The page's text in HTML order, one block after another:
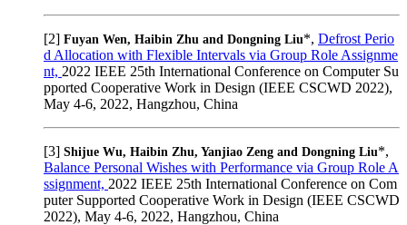
[2] Fuyan Wen, Haibin Zhu and Dongning Liu*, Defrost Perio
d Allocation with Flexible Intervals via Group Role Assignme
nt, 2022 IEEE 25th International Conference on Computer Su
pported Cooperative Work in Design (IEEE CSCWD 2022),
May 4-6, 2022, Hangzhou, China
[3] Shijue Wu, Haibin Zhu, Yanjiao Zeng and Dongning Liu*,
Balance Personal Wishes with Performance via Group Role A
ssignment, 2022 IEEE 25th International Conference on Com
puter Supported Cooperative Work in Design (IEEE CSCWD
2022), May 4-6, 2022, Hangzhou, China